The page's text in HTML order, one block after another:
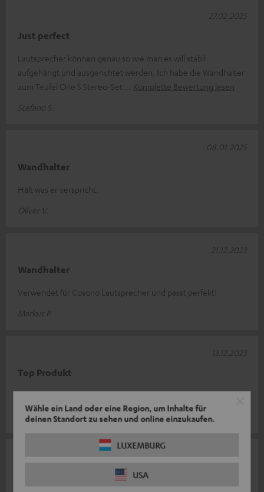
Wähle ein Land oder eine Region, um Inhalte für
deinen Standort zu sehen und online einzukaufen.
LUXEMBURG
USA
Just perfect
Lautsprecher können genau so wie man es will stabil
aufgehängt und ausgerichtet werden. Ich habe die Wandhalter
zum Teufel One S Stereo-Set
Komplette Bewertung lesen
Stefano S.
27.02.2025
Wandhalter
Hält was er verspricht.
Oliver V.
08.01.2025
Wandhalter
Verwendet für Cosono Lautsprecher und passt perfekt!
Markus P.
21.12.2023
Top Produkt
einfach zu montieren, sehr stabil
Sascha H.
13.12.2023